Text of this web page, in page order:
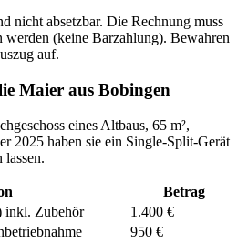
nicht absetzbar. Die Rechnung muss
werden (keine Barzahlung). Bewahren
auf.
Maier aus Bobingen
eines Altbaus, 65 m²,
2025 haben sie ein Single-Split-Gerät
lassen.
Betrag
inkl. Zubehör
1.400 €
950 €